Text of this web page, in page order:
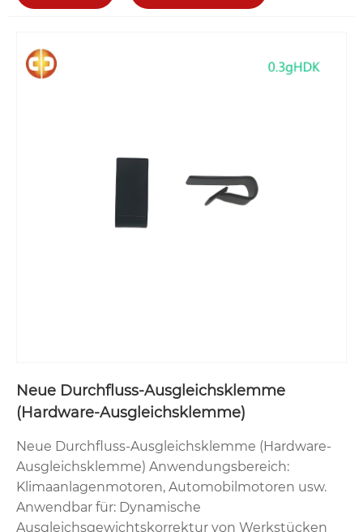
Neue Durchfluss-Ausgleichsklemme
(Hardware-Ausgleichsklemme)
Neue Durchfluss-Ausgleichsklemme (Hardware-
Ausgleichsklemme) Anwendungsbereich:
Klimaanlagenmotoren, Automobilmotoren usw.​
Anwendbar für: Dynamische
Ausgleichsgewichtskorrektur von Werkstücken